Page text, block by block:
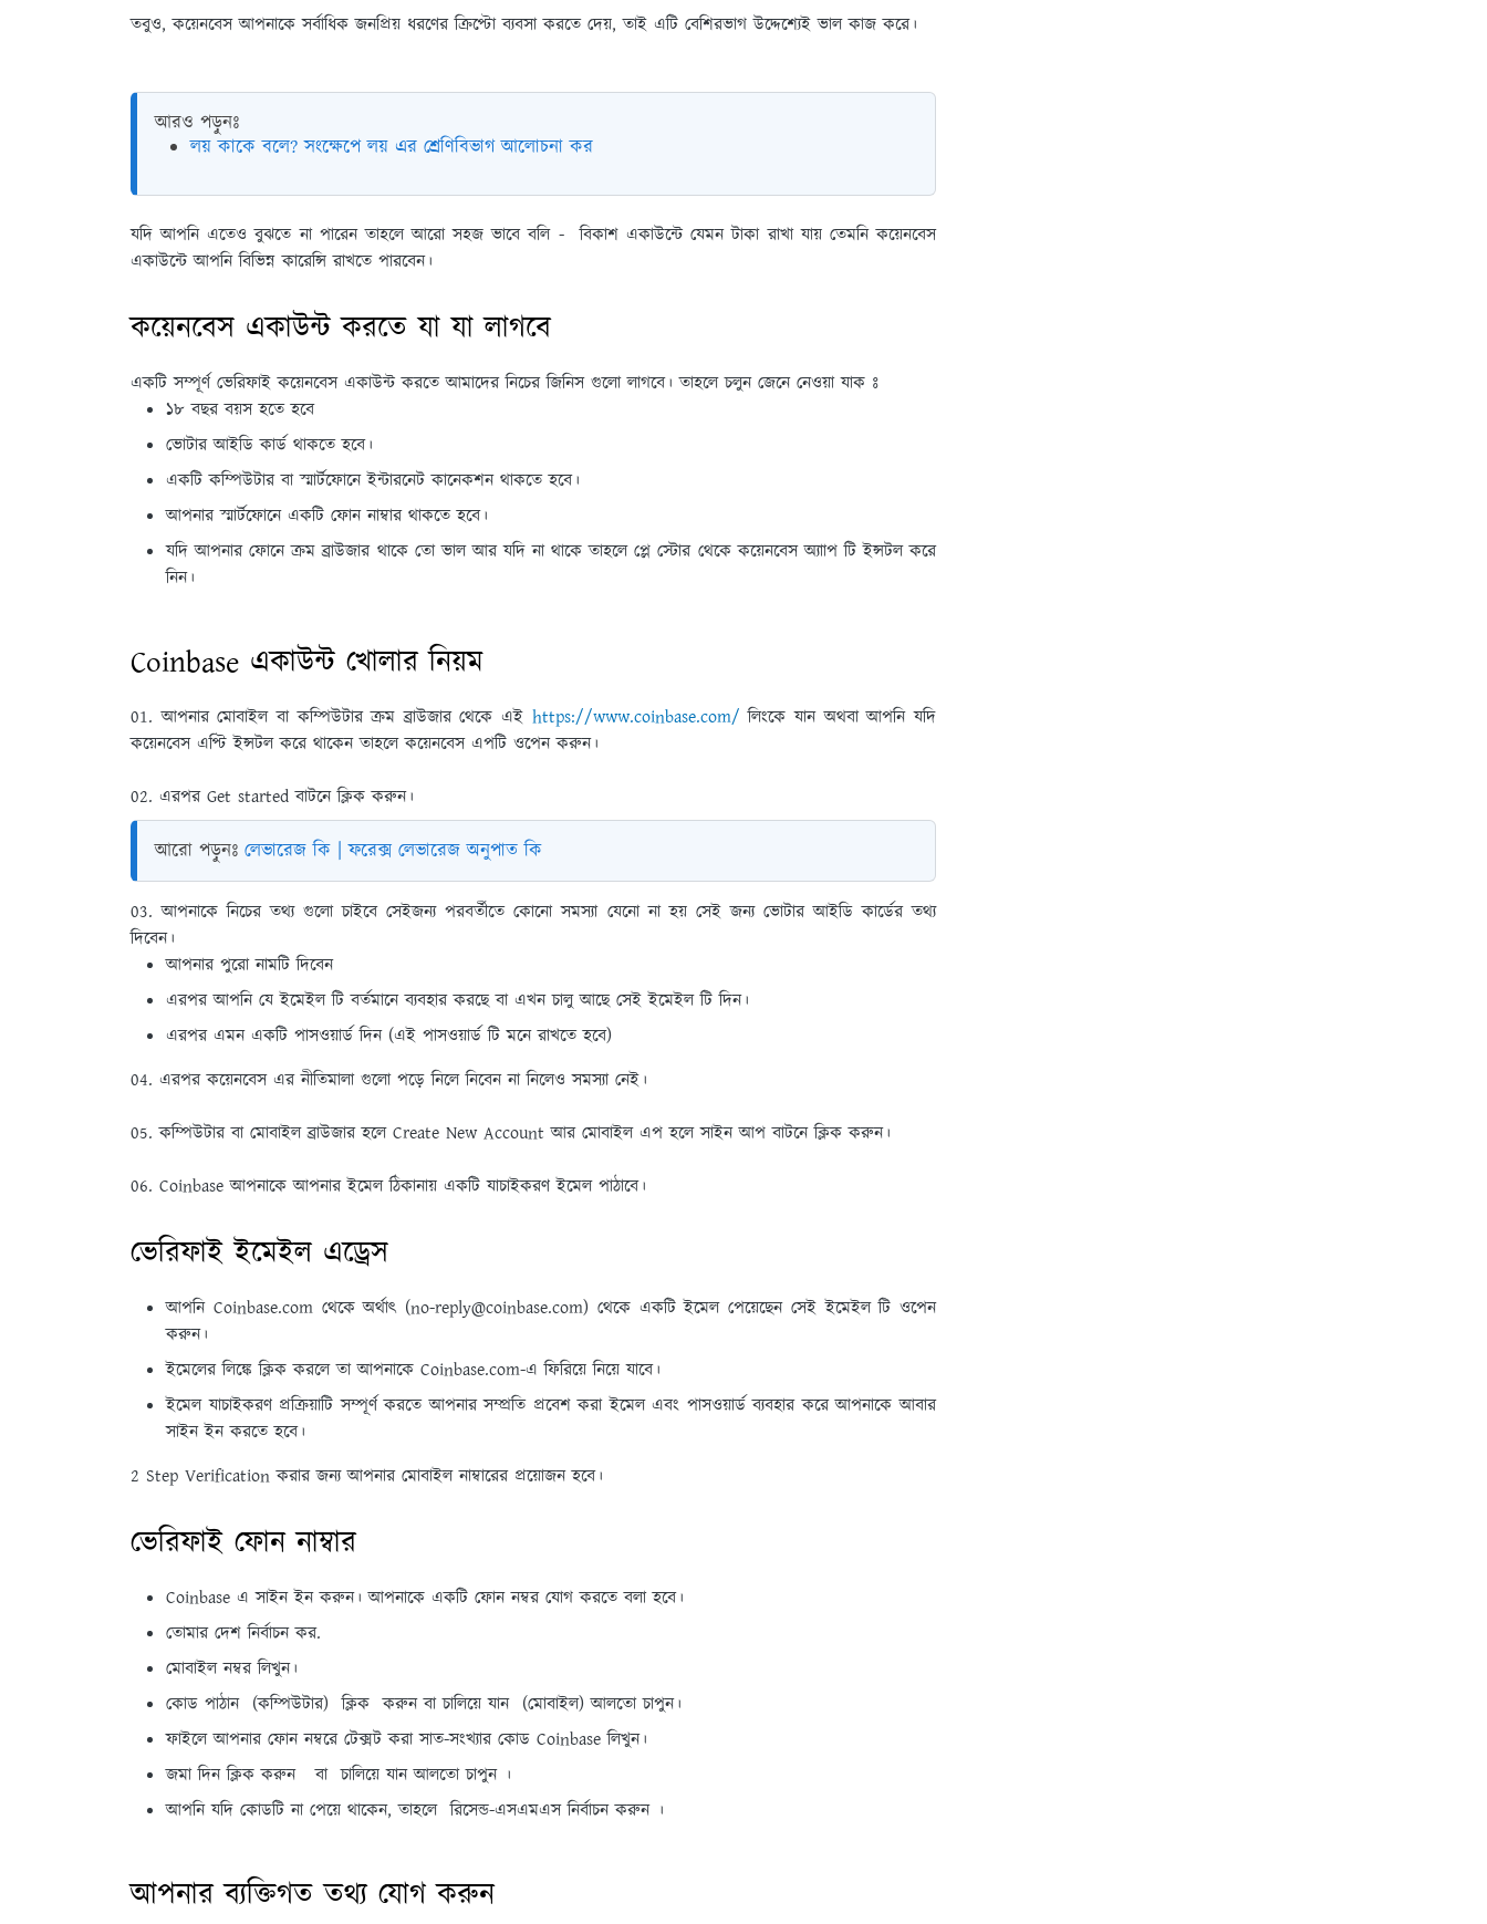
তবুও, কয়েনবেস আপনাকে সর্বাধিক জনপ্রিয় ধরণের ক্রিপ্টো ব্যবসা করতে দেয়, তাই এটি বেশিরভাগ উদ্দেশ্যেই ভাল কাজ করে।
আরও পড়ুনঃ
লয় কাকে বলে? সংক্ষেপে লয় এর শ্রেণিবিভাগ আলোচনা কর
যদি আপনি এতেও বুঝতে না পারেন তাহলে আরো সহজ ভাবে বলি - বিকাশ একাউন্টে যেমন টাকা রাখা যায় তেমনি কয়েনবেস
একাউন্টে আপনি বিভিন্ন কারেন্সি রাখতে পারবেন।
কয়েনবেস একাউন্ট করতে যা যা লাগবে
একটি সম্পূর্ণ ভেরিফাই কয়েনবেস একাউন্ট করতে আমাদের নিচের জিনিস গুলো লাগবে। তাহলে চলুন জেনে নেওয়া যাক ঃ
১৮ বছর বয়স হতে হবে
ভোটার আইডি কার্ড থাকতে হবে।
একটি কম্পিউটার বা স্মার্টফোনে ইন্টারনেট কানেকশন থাকতে হবে।
আপনার স্মার্টফোনে একটি ফোন নাম্বার থাকতে হবে।
যদি আপনার ফোনে ক্রম ব্রাউজার থাকে তো ভাল আর যদি না থাকে তাহলে প্লে স্টোর থেকে কয়েনবেস অ্যাাপ টি ইন্সটল করে
নিন।
Coinbase একাউন্ট খোলার নিয়ম
01. আপনার মোবাইল বা কম্পিউটার ক্রম ব্রাউজার থেকে এই https://www.coinbase.com/ লিংকে যান অথবা আপনি যদি
কয়েনবেস এপ্টি ইন্সটল করে থাকেন তাহলে কয়েনবেস এপটি ওপেন করুন।
02. এরপর Get started বাটনে ক্লিক করুন।
আরো পড়ুনঃ লেভারেজ কি | ফরেক্স লেভারেজ অনুপাত কি
03. আপনাকে নিচের তথ্য গুলো চাইবে সেইজন্য পরবর্তীতে কোনো সমস‍্যা যেনো না হয় সেই জন্য ভোটার আইডি কার্ডের তথ্য
দিবেন।
আপনার পুরো নামটি দিবেন
এরপর আপনি যে ইমেইল টি বর্তমানে ব্যবহার করছে বা এখন চালু আছে সেই ইমেইল টি দিন।
এরপর এমন একটি পাসওয়ার্ড দিন (এই পাসওয়ার্ড টি মনে রাখতে হবে)
04. এরপর কয়েনবেস এর নীতিমালা গুলো পড়ে নিলে নিবেন না নিলেও সমস্যা নেই।
05. কম্পিউটার বা মোবাইল ব্রাউজার হলে Create New Account আর মোবাইল এপ হলে সাইন আপ বাটনে ক্লিক করুন।
06. Coinbase আপনাকে আপনার ইমেল ঠিকানায় একটি যাচাইকরণ ইমেল পাঠাবে।
ভেরিফাই ইমেইল এড্রেস
আপনি Coinbase.com থেকে অর্থাৎ (no-reply@coinbase.com) থেকে একটি ইমেল পেয়েছেন সেই ইমেইল টি ওপেন
করুন।
ইমেলের লিঙ্কে ক্লিক করলে তা আপনাকে Coinbase.com-এ ফিরিয়ে নিয়ে যাবে।
ইমেল যাচাইকরণ প্রক্রিয়াটি সম্পূর্ণ করতে আপনার সম্প্রতি প্রবেশ করা ইমেল এবং পাসওয়ার্ড ব্যবহার করে আপনাকে আবার
সাইন ইন করতে হবে।
2 Step Verification করার জন্য আপনার মোবাইল নাম্বারের প্রয়োজন হবে।
ভেরিফাই ফোন নাম্বার
Coinbase এ সাইন ইন করুন। আপনাকে একটি ফোন নম্বর যোগ করতে বলা হবে।
তোমার দেশ নির্বাচন কর.
মোবাইল নম্বর লিখুন।
কোড পাঠান (কম্পিউটার) ক্লিক করুন বা চালিয়ে যান (মোবাইল) আলতো চাপুন।
ফাইলে আপনার ফোন নম্বরে টেক্সট করা সাত-সংখ্যার কোড Coinbase লিখুন।
জমা দিন ক্লিক করুন বা চালিয়ে যান আলতো চাপুন ।
আপনি যদি কোডটি না পেয়ে থাকেন, তাহলে রিসেন্ড-এসএমএস নির্বাচন করুন ।
আপনার ব্যক্তিগত তথ্য যোগ করুন